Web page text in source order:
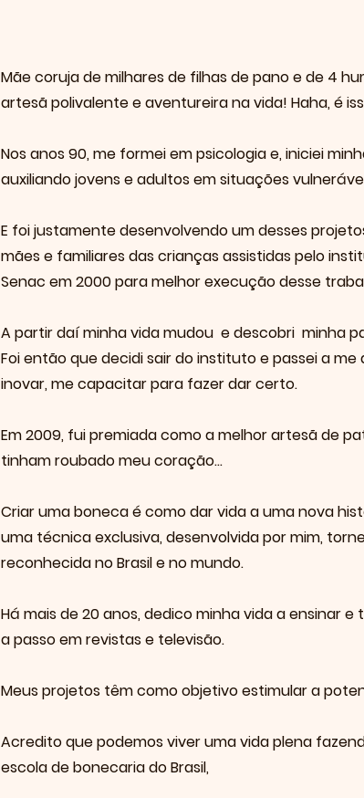
Mãe coruja de milhares de filhas de pano e de 4
artesã polivalente e aventureira na vida! Haha, é
Nos anos 90, me formei em psicologia e, iniciei
auxiliando jovens e adultos em situações
E foi justamente desenvolvendo um desses
mães e familiares das crianças assistidas pelo
Senac em 2000 para melhor execução desse
A partir daí minha vida mudou e descobri minha
Foi então que decidi sair do instituto e passei a
inovar, me capacitar para fazer dar certo.
Em 2009, fui premiada como a melhor artesã de
tinham roubado meu coração...
Criar uma boneca é como dar vida a uma nova
uma técnica exclusiva, desenvolvida por mim,
reconhecida no Brasil e no mundo.
Há mais de 20 anos, dedico minha vida a ensinar
a passo em revistas e televisão.
Meus projetos têm como objetivo estimular a
Acredito que podemos viver uma vida plena
escola de bonecaria do Brasil,